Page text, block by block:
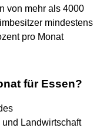
von mehr als 4000
mindestens
pro Monat
für Essen?
Landwirtschaft